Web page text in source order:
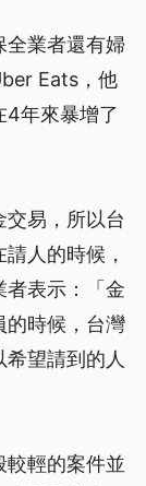
全業者還有婦
Eats，他
4年來暴增了
易，所以台
人的時候，
者表示：「金
的時候，台灣
望請到的人
較輕的案件並